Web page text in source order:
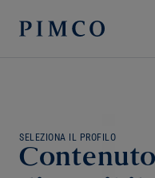
SELEZIONA IL PROFILO